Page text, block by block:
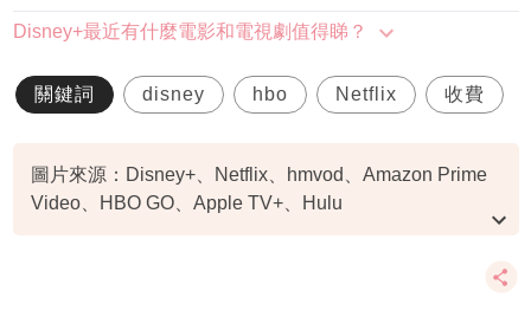
Disney+最近有什麼電影和電視劇值得睇？
關鍵詞 disney hbo Netflix 收費
圖片來源：Disney+、Netflix、hmvod、Amazon Prime
Video、HBO GO、Apple TV+、Hulu